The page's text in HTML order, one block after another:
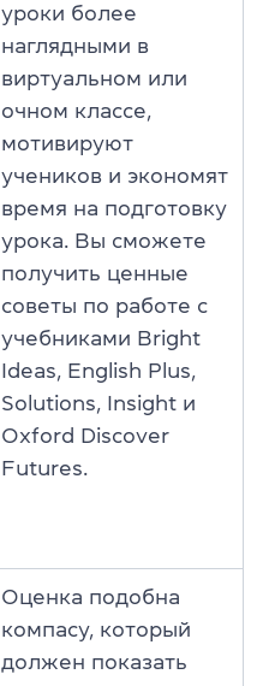
уроки более
наглядными в
виртуальном или
очном классе,
мотивируют
учеников и экономят
время на подготовку
урока. Вы сможете
получить ценные
советы по работе с
учебниками Bright
Ideas, English Plus,
Solutions, Insight и
Oxford Discover
Futures.
Оценка подобна
компасу, который
должен показать